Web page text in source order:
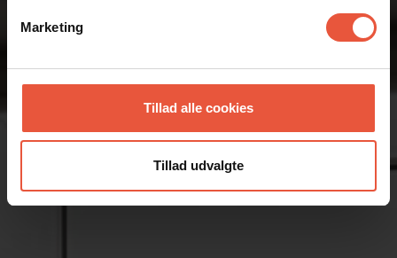
Marketing
Tillad alle cookies
Tillad udvalgte